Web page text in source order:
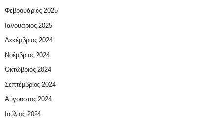
Φεβρουάριος 2025
Ιανουάριος 2025
Δεκέμβριος 2024
Νοέμβριος 2024
Οκτώβριος 2024
Σεπτέμβριος 2024
Αύγουστος 2024
Ιούλιος 2024